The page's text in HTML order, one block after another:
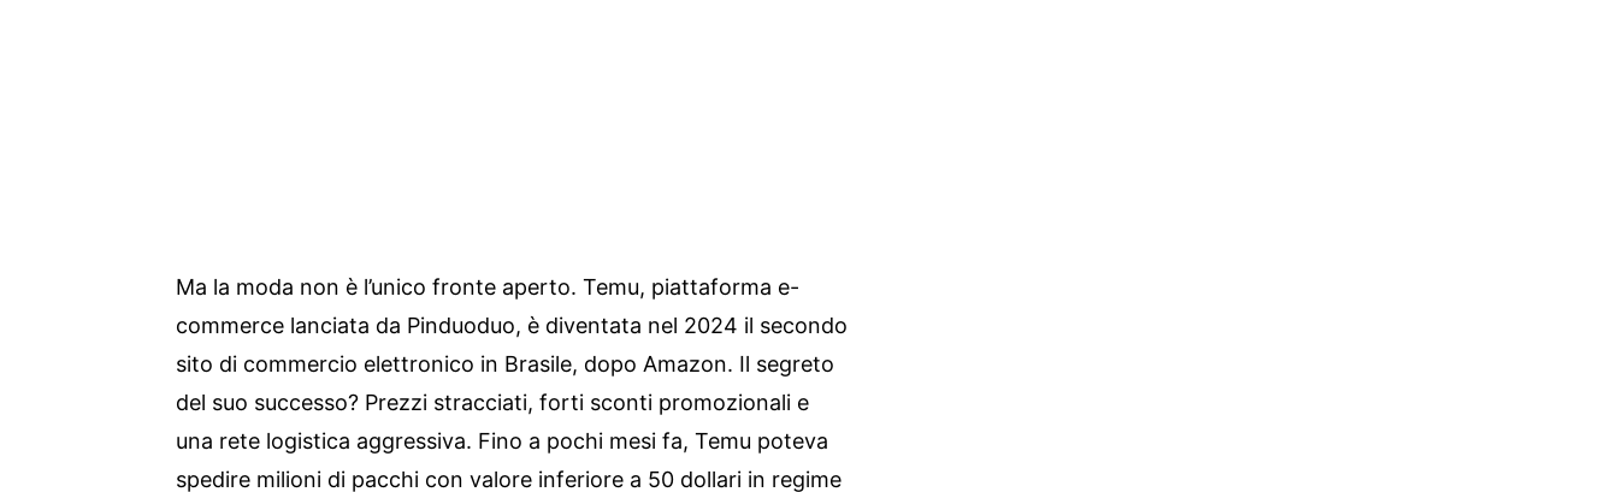
Ma la moda non è l’unico fronte aperto. Temu, piattaforma e-
commerce lanciata da Pinduoduo, è diventata nel 2024 il secondo
sito di commercio elettronico in Brasile, dopo Amazon. Il segreto
del suo successo? Prezzi stracciati, forti sconti promozionali e
una rete logistica aggressiva. Fino a pochi mesi fa, Temu poteva
spedire milioni di pacchi con valore inferiore a 50 dollari in regime